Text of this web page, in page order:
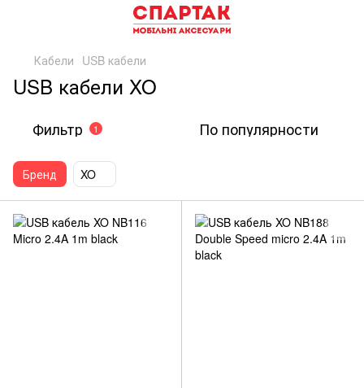
Кабели USB кабели
USB кабели XO
Фильтр 1 По популярности
Бренд XO